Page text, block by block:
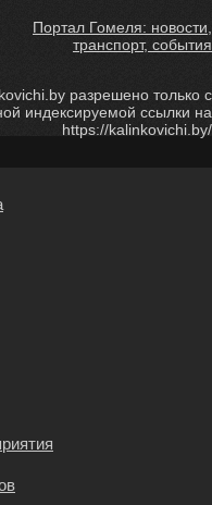
Портал Гомеля: новости,
транспорт, события
разрешено только с
индексируемой ссылки на
https://kalinkovichi.by/